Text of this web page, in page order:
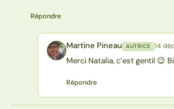
Répondre
MP Martine Pineau AUTRICE 14
Merci Natalia, c’est gentil 😉
Répondre